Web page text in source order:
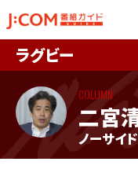
ラグビー
二宮
ノーサイ
COLUMN